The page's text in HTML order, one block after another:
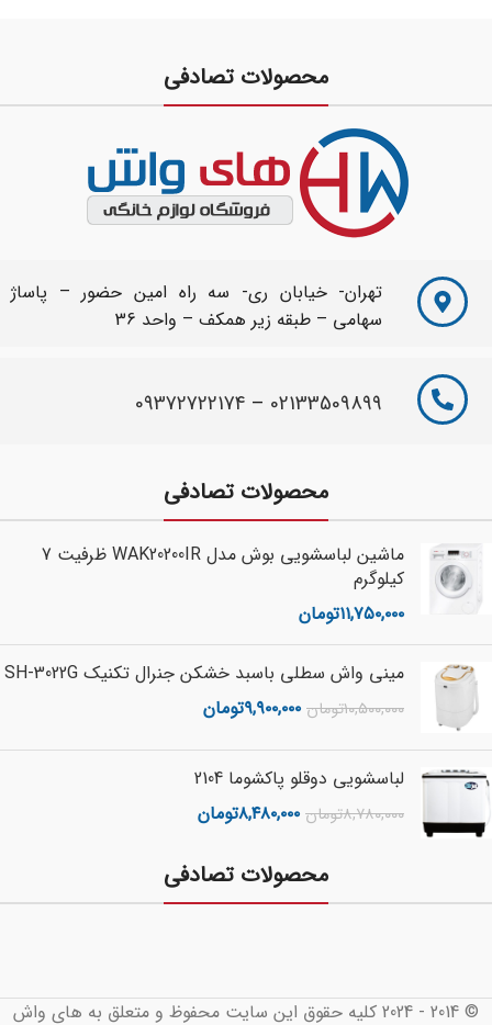
محصولات تصادفی
تهران- خیابان ری- سه راه امین حضور – پاساژ
سهامی – طبقه زیر همکف – واحد 36
02133509899
–
09372722174
محصولات تصادفی
ماشین لباسشویی بوش مدل WAK20200IR ظرفیت 7
کیلوگرم
۱۱,۷۵۰,۰۰۰تومان
مینی واش سطلی باسبد خشکن جنرال تکنیک SH-3022G
۱۰,۵۰۰,۰۰۰تومان ۹,۹۰۰,۰۰۰تومان
لباسشویی دوقلو پاکشوما 2104
۸,۷۸۰,۰۰۰تومان ۸,۴۸۰,۰۰۰تومان
محصولات تصادفی
© 2014 - 2024 کلیه حقوق این سایت محفوظ و متعلق به های واش